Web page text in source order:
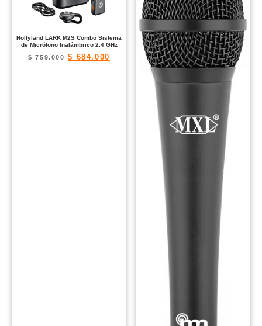
Hollyland LARK M2S Combo Sistema
de Micrófono Inalámbrico 2.4 GHz
$759.000 $ 684.000